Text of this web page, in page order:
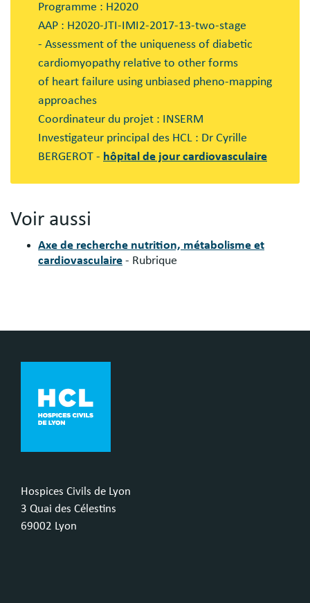
Programme : H2020
AAP : H2020-JTI-IMI2-2017-13-two-stage
- Assessment of the uniqueness of diabetic
cardiomyopathy relative to other forms
of heart failure using unbiased pheno-mapping
approaches
Coordinateur du projet : INSERM
Investigateur principal des HCL : Dr Cyrille
BERGEROT - hôpital de jour cardiovasculaire
Voir aussi
Axe de recherche nutrition, métabolisme et
cardiovasculaire - Rubrique
Hospices Civils de Lyon
3 Quai des Célestins
69002 Lyon